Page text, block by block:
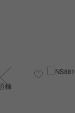
鍊